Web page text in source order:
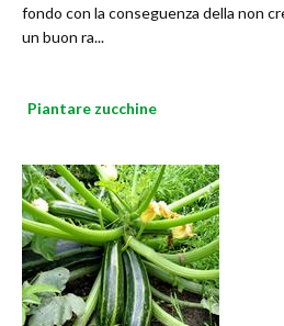
fondo con la conseguenza della non
un buon ra...
Piantare zucchine